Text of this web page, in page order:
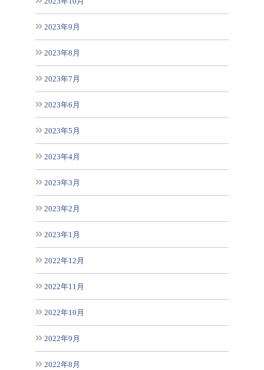
2023年9月
2023年8月
2023年7月
2023年6月
2023年5月
2023年4月
2023年3月
2023年2月
2023年1月
2022年12月
2022年11月
2022年10月
2022年9月
2022年8月